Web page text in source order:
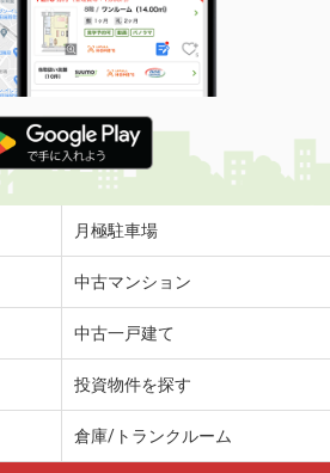
月極駐車場
中古マンション
中古一戸建て
投資物件を探す
倉庫/トランクルーム